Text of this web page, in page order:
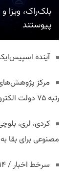
بلک‌راک، ویزا
پیوستند
آینده
مرکز
رتبه ۷۵ دولت الکترونیکی است
کردی، لری،
مصنوعی برای بقا به
سرخط اخبار / ۱۴ مرداد ۱۴۰۵